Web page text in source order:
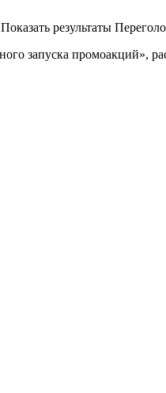
результаты
запуска промоакций»,